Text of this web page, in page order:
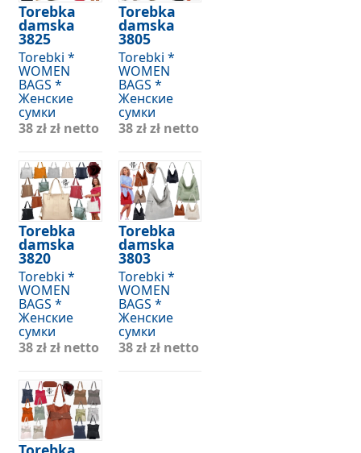
Torebka
damska
3825
Torebki *
WOMEN
BAGS *
Женские
сумки
38 złzł netto
Torebka
damska
3820
Torebki *
WOMEN
BAGS *
Женские
сумки
38 złzł netto
Torebka
damska
3805
Torebki *
WOMEN
BAGS *
Женские
сумки
38 złzł netto
Torebka
damska
3803
Torebki *
WOMEN
BAGS *
Женские
сумки
38 złzł netto